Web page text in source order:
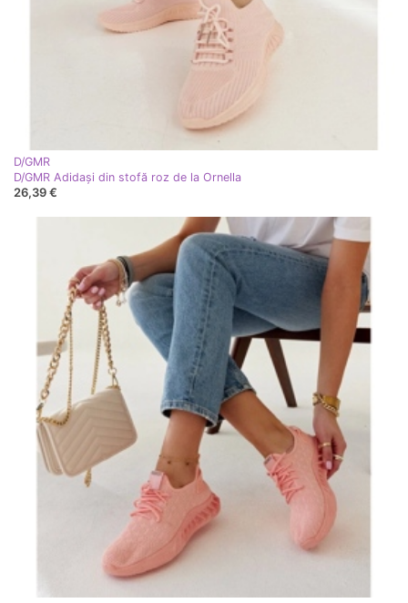
D/GMR
D/GMR Adidași din stofă roz de la Ornella
26,39 €